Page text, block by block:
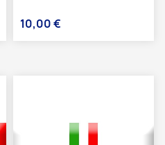
Prezzo
10,00 €